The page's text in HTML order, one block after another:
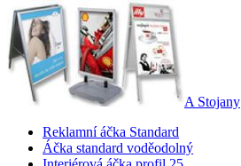
A Stojany
Reklamní áčka Standard
Áčka standard voděodolný